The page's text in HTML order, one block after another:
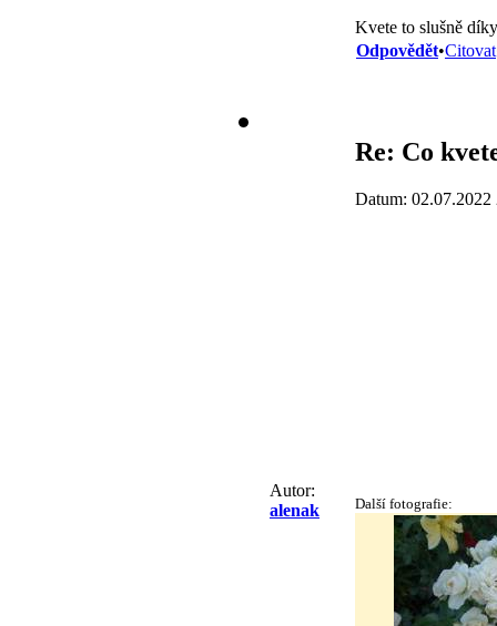
Kvete to slušně
Odpovědět•Citovat
Autor:
alenak
Re: Co
Datum: 02.07.2022
Další fotografie: